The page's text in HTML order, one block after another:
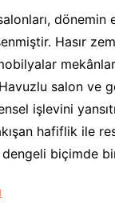
dönemin
Hasır
salon ve
işlevini
hafiflik ile
dengeli biçimde